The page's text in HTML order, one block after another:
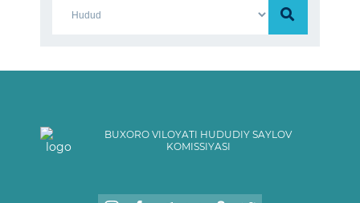
BUXORO VILOYATI HUDUDIY SAYLOV
KOMISSIYASI